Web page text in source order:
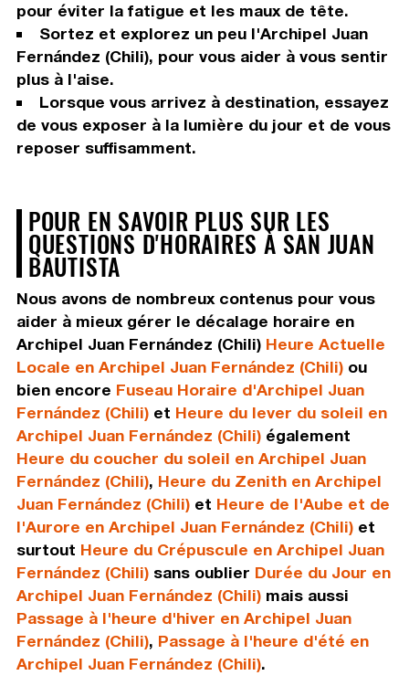
pour éviter la fatigue et les maux de tête.
Sortez et explorez un peu l'Archipel Juan
Fernández (Chili), pour vous aider à vous sentir
plus à l'aise.
Lorsque vous arrivez à destination, essayez
de vous exposer à la lumière du jour et de vous
reposer suffisamment.
POUR EN SAVOIR PLUS SUR LES
QUESTIONS D'HORAIRES À SAN JUAN
BAUTISTA
Nous avons de nombreux contenus pour vous
aider à mieux gérer le décalage horaire en
Archipel Juan Fernández (Chili) Heure Actuelle
Locale en Archipel Juan Fernández (Chili)ou
bien encore Fuseau Horaire d'Archipel Juan
Fernández (Chili)et Heure du lever du soleil en
Archipel Juan Fernández (Chili)également
Heure du coucher du soleil en Archipel Juan
Fernández (Chili), Heure du Zenith en Archipel
Juan Fernández (Chili)et Heure de l'Aube et de
l'Aurore en Archipel Juan Fernández (Chili)et
surtout Heure du Crépuscule en Archipel Juan
Fernández (Chili)sans oublier Durée du Jour en
Archipel Juan Fernández (Chili)mais aussi
Passage à l'heure d'hiver en Archipel Juan
Fernández (Chili), Passage à l'heure d'été en
Archipel Juan Fernández (Chili).